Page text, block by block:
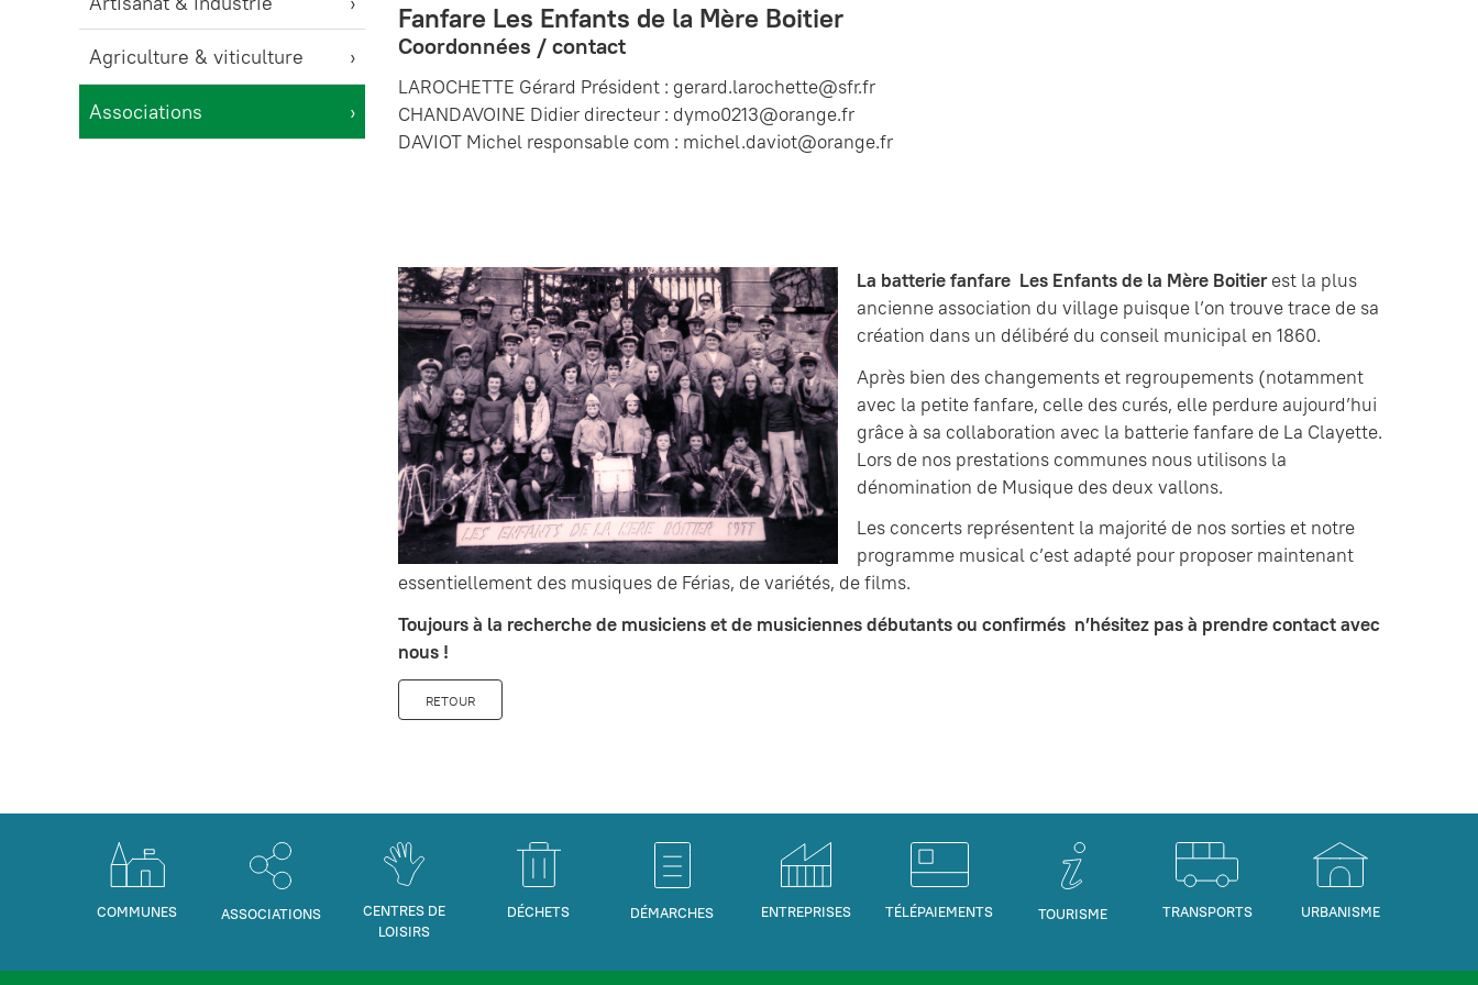
Agriculture & viticulture
Associations
Fanfare Les Enfants de la Mère Boitier
Coordonnées / contact
LAROCHETTE Gérard Président : gerard.larochette@sfr.fr
CHANDAVOINE Didier directeur : dymo0213@orange.fr
DAVIOT Michel responsable com : michel.daviot@orange.fr
La batterie fanfare Les Enfants de la Mère Boitierest la plus
ancienne association du village puisque l’on trouve trace de sa
création dans un délibéré du conseil municipal en 1860.
Après bien des changements et regroupements (notamment
avec la petite fanfare, celle des curés, elle perdure aujourd’hui
grâce à sa collaboration avec la batterie fanfare de La Clayette.
Lors de nos prestations communes nous utilisons la
dénomination de Musique des deux vallons.
Les concerts représentent la majorité de nos sorties et notre
programme musical c’est adapté pour proposer maintenant
essentiellement des musiques de Férias, de variétés, de films.
Toujours à la recherche de musiciens et de musiciennes débutants ou confirmés n’hésitez pas à prendre contact avec
nous !
RETOUR
COMMUNES ASSOCIATIONS
CENTRES DE
LOISIRS
DÉCHETS DÉMARCHES ENTREPRISES TÉLÉPAIEMENTS TOURISME TRANSPORTS URBANISME